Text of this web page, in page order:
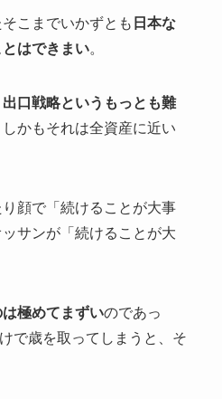
こまでいかずとも日本な
はできまい。
出口戦略というもっとも難
かもそれは全資産に近い
顔で「続けることが大事
サンが「続けることが大
極めてまずいのであっ
で歳を取ってしまうと、そ